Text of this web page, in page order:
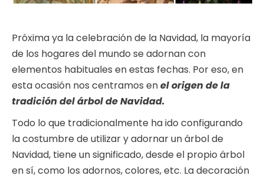
Próxima ya la celebración de la Navidad, la mayoría
de los hogares del mundo se adornan con
elementos habituales en estas fechas. Por eso, en
esta ocasión nos centramos enel origen de la
tradición del árbol de Navidad.
Todo lo que tradicionalmente ha ido configurando
la costumbre de utilizar y adornar un árbol de
Navidad, tiene un significado, desde el propio árbol
en sí, como los adornos, colores, etc. La decoración